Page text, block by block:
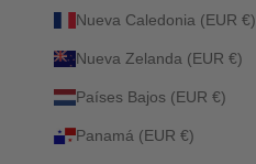
Nueva Caledonia (EUR €)
Nueva Zelanda (EUR €)
Países Bajos (EUR €)
Panamá (EUR €)